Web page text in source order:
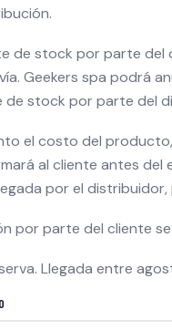
de stock por parte del
Geekers spa podrá
stock por parte del
el costo del
al cliente antes del
por el distribuidor,
por parte del cliente
Llegada entre